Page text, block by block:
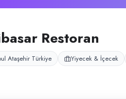
Restoran
Ataşehir Türkiye Yiyecek & İçecek